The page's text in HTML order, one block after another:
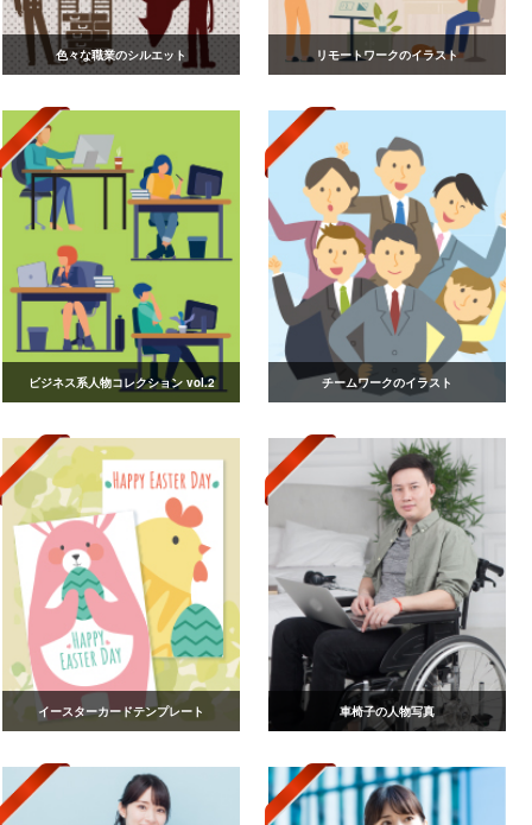
色々な職業のシルエット リモートワークのイラスト
ビジネス系人物コレクション vol.2 チームワークのイラスト
イースターカードテンプレート 車椅子の人物写真